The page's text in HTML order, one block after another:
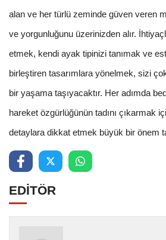
alan ve her türlü zeminde güven veren
ve yorgunluğunu üzerinizden alır.
etmek, kendi ayak tipinizi tanımak ve
birleştiren tasarımlara yönelmek, sizi
bir yaşama taşıyacaktır. Her adımda
hareket özgürlüğünün tadını çıkarmak
detaylara dikkat etmek büyük bir önem
EDİTÖR